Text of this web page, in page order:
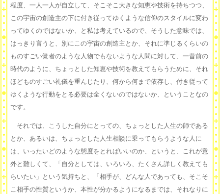
程度、一人一人が自立して、そこそこ大きな知恵や技術を持ちつつ、
この宇宙の創造主の下に付き従ってゆくような信仰のスタイルに変わ
ってゆくのではないか、と私は考えているので、そうした意味では、
はっきり言うと、別にこの宇宙の創造主とか、それに準じるくらいの
ものすごい覚者のような人物でもないような人間に対して、一昔前の
時代のように、ちょっとした知恵や技術を教えてもらうために、それ
ほどものすごい礼儀を重んじたり、何から何まで依存し、付き従って
ゆくような行動をとる必要は全くないのではないか、ということなの
です。
それでは、こうした自分にとっての、ちょっとした人生の師である
とか、あるいは、ちょっとした人生相談に乗ってもらうような人に
は、いったいどのような態度をとればいいのか、というと、これが意
外と難しくて、「自分としては、いろいろ、たくさん詳しく教えても
らいたい」という気持ちと、「相手が、どんな人であっても、そこそ
こ相手の性質というか、本性が分かるようになるまでは、それなりに